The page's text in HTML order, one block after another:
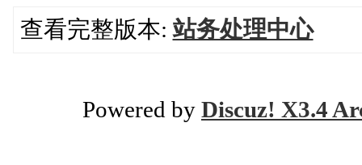
查看完整版本:站务处理中心
Powered by Discuz! X3.4